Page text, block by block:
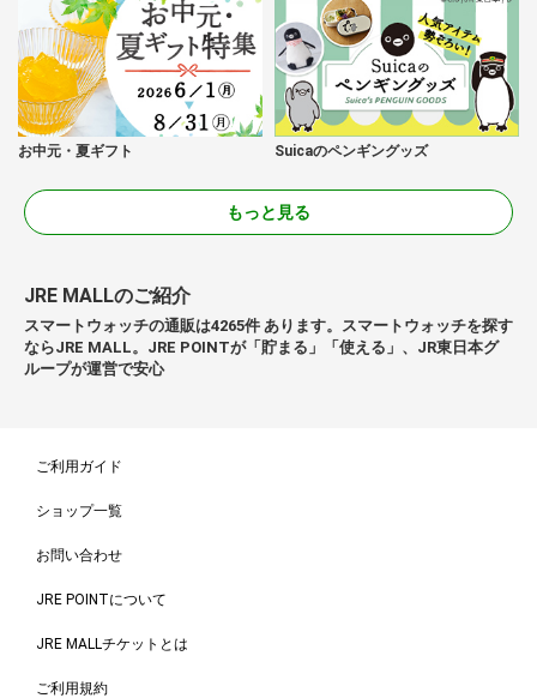
お中元・夏ギフト Suicaのペンギングッズ
もっと見る
JRE MALLのご紹介
スマートウォッチの通販は4265件 あります。スマートウォッチを探す
ならJRE MALL。JRE POINTが「貯まる」「使える」、JR東日本グ
ループが運営で安心
ご利用ガイド
ショップ一覧
お問い合わせ
JRE POINTについて
JRE MALLチケットとは
ご利用規約